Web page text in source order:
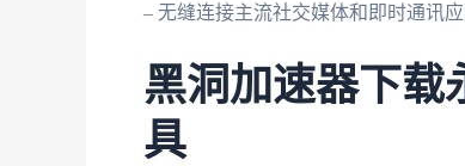
– 无缝连接主流社交媒体和即时通讯应
黑洞加速器下载
具